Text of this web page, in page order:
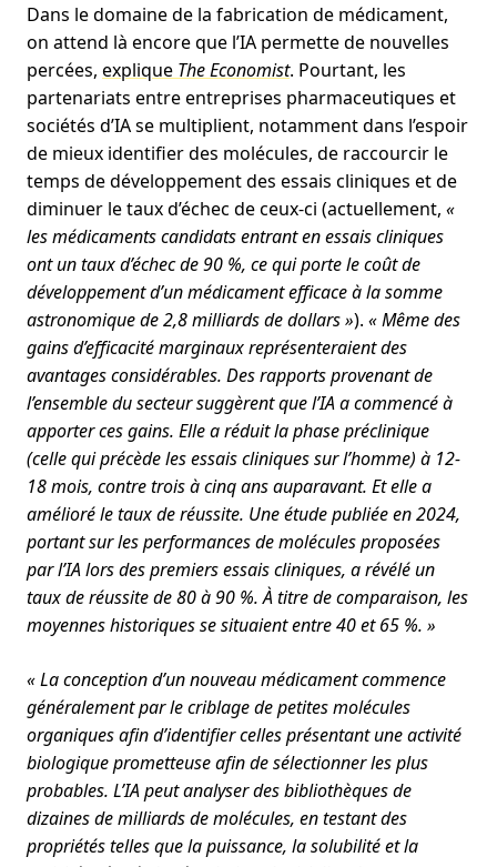
Dans le domaine de la fabrication de médicament,
on attend là encore que l’IA permette de nouvelles
percées, explique The Economist. Pourtant, les
partenariats entre entreprises pharmaceutiques et
sociétés d’IA se multiplient, notamment dans l’espoir
de mieux identifier des molécules, de raccourcir le
temps de développement des essais cliniques et de
diminuer le taux d’échec de ceux-ci (actuellement, «
les médicaments candidats entrant en essais cliniques
ont un taux d’échec de 90 %, ce qui porte le coût de
développement d’un médicament efficace à la somme
astronomique de 2,8 milliards de dollars »). « Même des
gains d’efficacité marginaux représenteraient des
avantages considérables. Des rapports provenant de
l’ensemble du secteur suggèrent que l’IA a commencé à
apporter ces gains. Elle a réduit la phase préclinique
(celle qui précède les essais cliniques sur l’homme) à 12-
18 mois, contre trois à cinq ans auparavant. Et elle a
amélioré le taux de réussite. Une étude publiée en 2024,
portant sur les performances de molécules proposées
par l’IA lors des premiers essais cliniques, a révélé un
taux de réussite de 80 à 90 %. À titre de comparaison, les
moyennes historiques se situaient entre 40 et 65 %. »
« La conception d’un nouveau médicament commence
généralement par le criblage de petites molécules
organiques afin d’identifier celles présentant une activité
biologique prometteuse afin de sélectionner les plus
probables. L’IA peut analyser des bibliothèques de
dizaines de milliards de molécules, en testant des
propriétés telles que la puissance, la solubilité et la